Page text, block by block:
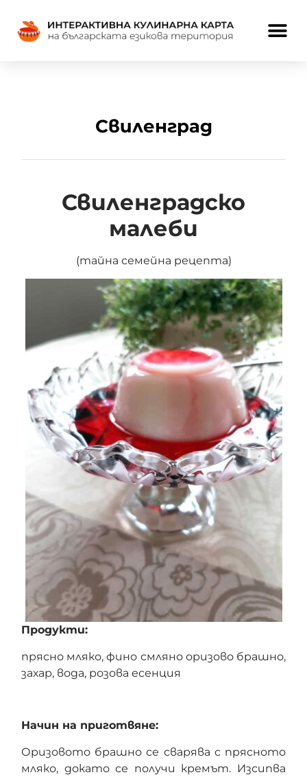
Свиленград
Свиленградско
малеби
(тайна семейна рецепта)
Продукти:
прясно мляко, фино смляно оризово брашно,
захар, вода, розова есенция
Начин на приготвяне:
Оризовото брашно се сварява с прясното
мляко, докато се получи кремът. Изсипва